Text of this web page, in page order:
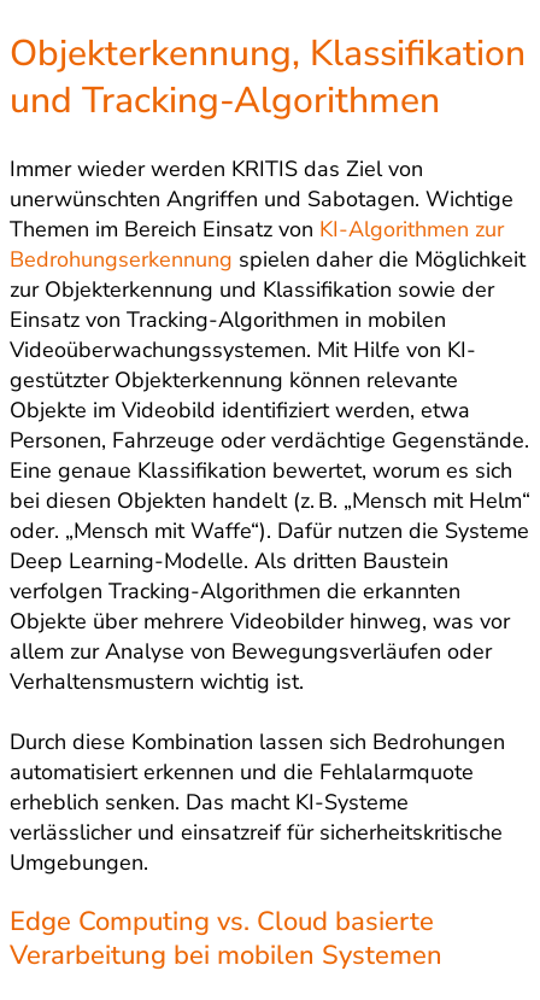
Objekterkennung, Klassifikation
und Tracking-Algorithmen
Immer wieder werden KRITIS das Ziel von
unerwünschten Angriffen und Sabotagen. Wichtige
Themen im Bereich Einsatz von KI-Algorithmen zur
Bedrohungserkennung spielen daher die Möglichkeit
zur Objekterkennung und Klassifikation sowie der
Einsatz von Tracking-Algorithmen in mobilen
Videoüberwachungssystemen. Mit Hilfe von KI-
gestützter Objekterkennung können relevante
Objekte im Videobild identifiziert werden, etwa
Personen, Fahrzeuge oder verdächtige Gegenstände.
Eine genaue Klassifikation bewertet, worum es sich
bei diesen Objekten handelt (z. B. „Mensch mit Helm“
oder. „Mensch mit Waffe“). Dafür nutzen die Systeme
Deep Learning-Modelle. Als dritten Baustein
verfolgen Tracking-Algorithmen die erkannten
Objekte über mehrere Videobilder hinweg, was vor
allem zur Analyse von Bewegungsverläufen oder
Verhaltensmustern wichtig ist.
Durch diese Kombination lassen sich Bedrohungen
automatisiert erkennen und die Fehlalarmquote
erheblich senken. Das macht KI-Systeme
verlässlicher und einsatzreif für sicherheitskritische
Umgebungen.
Edge Computing vs. Cloud basierte
Verarbeitung bei mobilen Systemen